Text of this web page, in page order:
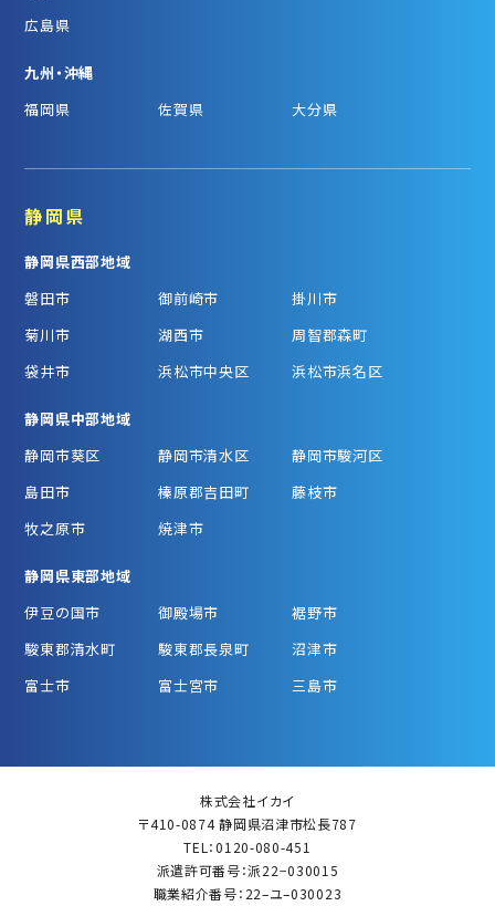
広島県
九州・沖縄
福岡県
佐賀県 大分県
静岡県
静岡県西部地域
磐田市
御前崎市
掛川市
菊川市
湖西市
周智郡森町
袋井市
浜松市中央区 浜松市浜名区
静岡県中部地域
静岡市葵区
静岡市清水区
静岡市駿河区
島田市
榛原郡吉田町
藤枝市
牧之原市
焼津市
静岡県東部地域
伊豆の国市
御殿場市
裾野市
駿東郡清水町
駿東郡長泉町
沼津市
富士市
富士宮市 三島市
株式会社イカイ
〒410-0874 静岡県沼津市松長787
TEL：0120-080-451
派遣許可番号：派22−030015
職業紹介番号：22–ユ–030023